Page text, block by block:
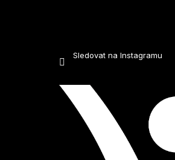
Sledovat na Instagramu